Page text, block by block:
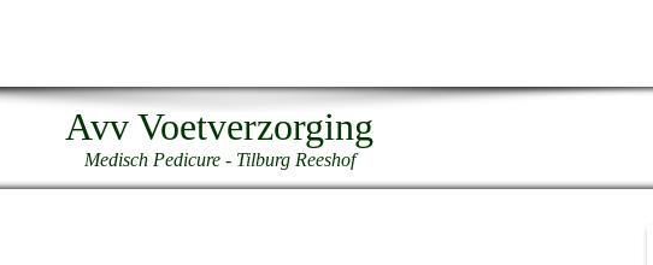
Avv Voetverzorging
Medisch Pedicure - Tilburg Reeshof